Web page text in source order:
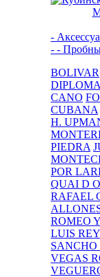
-
- -
BOLIVAR
CANO
CUBANA
H.
PIEDRA
POR
QUAI D
RAFAEL
ROMEO
LUIS REY
SANCHO
VEGAS